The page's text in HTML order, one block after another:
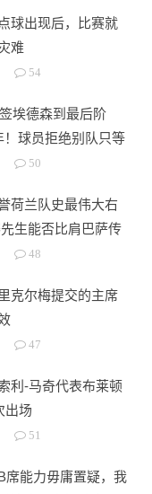
球出现后，比赛就
难
54
埃德森到最后阶
！球员拒绝别队只等
50
荷兰队史最伟大右
生能否比肩巴萨传
48
克尔梅提交的主席
47
利-马奇代表布莱顿
出场
51
席能力毋庸置疑，我